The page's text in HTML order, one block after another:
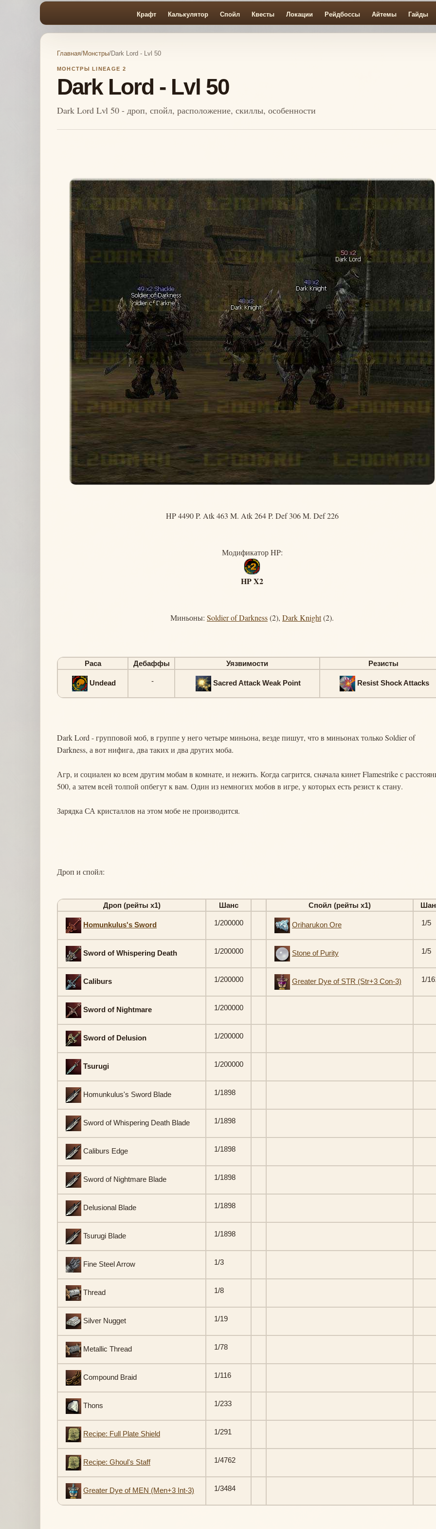
Крафт Калькулятор Спойл Квесты Локации Рейдбоссы Айтемы Гайды
Главная/Монстры/Dark Lord - Lvl 50
МОНСТРЫ LINEAGE 2
Dark Lord - Lvl 50
Dark Lord Lvl 50 - дроп, спойл, расположение, скиллы, особенности
HP 4490 P. Atk 463 M. Atk 264 P. Def 306 M. Def 226
Модификатор HP:
HP X2
Миньоны: Soldier of Darkness(2), Dark Knight(2).
Раса Дебаффы Уязвимости Резисты
Undead - Sacred Attack Weak Point Resist Shock Attacks
Dark Lord - групповой моб, в группе у него четыре миньона, везде пишут, что в миньонах только Soldier of
Darkness, а вот нифига, два таких и два других моба.
Агр, и социален ко всем другим мобам в комнате, и нежить. Когда сагрится, сначала кинет Flamestrike с
500, а затем всей толпой опбегут к вам. Один из немногих мобов в игре, у которых есть резист к стану.
Зарядка СА кристаллов на этом мобе не производится.
Дроп и спойл:
Дроп (рейты х1) Шанс Спойл (рейты х1)
Homunkulus's Sword 1/200000 Oriharukon Ore 1/5
Sword of Whispering Death 1/200000 Stone of Purity 1/5
Caliburs 1/200000 Greater Dye of STR (Str+3 Con-3) 1/
Sword of Nightmare 1/200000
Sword of Delusion 1/200000
Tsurugi 1/200000
Homunkulus's Sword Blade 1/1898
Sword of Whispering Death Blade 1/1898
Caliburs Edge 1/1898
Sword of Nightmare Blade 1/1898
Delusional Blade 1/1898
Tsurugi Blade 1/1898
Fine Steel Arrow 1/3
Thread 1/8
Silver Nugget 1/19
Metallic Thread 1/78
Compound Braid 1/116
Thons 1/233
Recipe: Full Plate Shield 1/291
Recipe: Ghoul's Staff 1/4762
Greater Dye of MEN (Men+3 Int-3) 1/3484